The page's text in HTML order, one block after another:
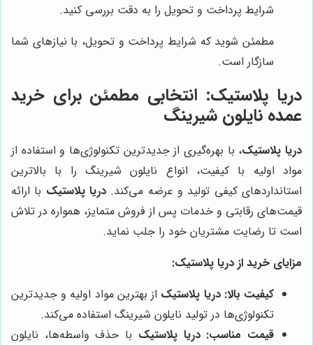
شرایط پرداخت و تحویل را به دقت بررسی کنید.
مطمئن شوید که شرایط پرداخت و تحویل، با نیازهای شما
سازگار است.
دریا پلاستیک: انتخابی مطمئن برای خرید
عمده نایلون شیرینگ
دریا پلاستیک، با بهره‌گیری از جدیدترین تکنولوژی‌ها و استفاده از
مواد اولیه با کیفیت، انواع نایلون شیرینگ را با بالاترین
استانداردهای کیفی تولید و عرضه می‌کند. دریا پلاستیک با ارائه
قیمت‌های رقابتی و خدمات پس از فروش متمایز، همواره در تلاش
است تا رضایت مشتریان خود را جلب نماید.
مزایای خرید از دریا پلاستیک:
کیفیت بالا: دریا پلاستیک از بهترین مواد اولیه و جدیدترین
تکنولوژی‌ها در تولید نایلون شیرینگ استفاده می‌کند.
قیمت مناسب: دریا پلاستیک با حذف واسطه‌ها، نایلون